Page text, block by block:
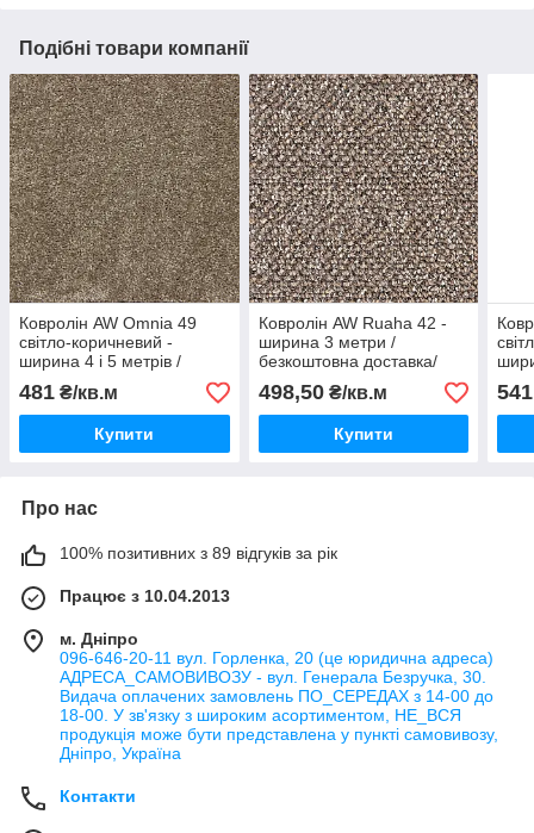
Подібні товари компанії
Ковролін AW Omnia 49
світло-коричневий -
ширина 4 і 5 метрів /
безкоштовна доставка/
481 ₴/кв.м
Купити
Ковролін AW Ruaha 42 -
ширина 3 метри /
безкоштовна доставка/
498,50₴/кв.м
Купити
Про нас
100% позитивних з 89 відгуків за рік
Працює з 10.04.2013
м. Дніпро
096-646-20-11 вул. Горленка, 20 (це юридична адреса)
АДРЕСА_САМОВИВОЗУ - вул. Генерала Безручка, 30.
Видача оплачених замовлень ПО_СЕРЕДАХ з 14-00 до
18-00. У зв'язку з широким асортиментом, НЕ_ВСЯ
продукція може бути представлена у пункті самовивозу,
Дніпро, Україна
Контакти